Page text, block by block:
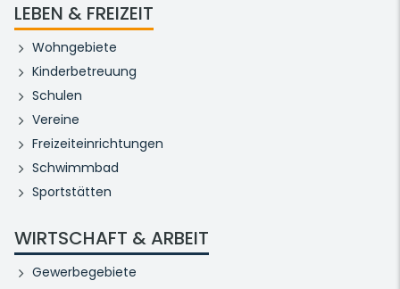
LEBEN & FREIZEIT
Wohngebiete
Kinderbetreuung
Schulen
Vereine
Freizeiteinrichtungen
Schwimmbad
Sportstätten
WIRTSCHAFT & ARBEIT
Gewerbegebiete